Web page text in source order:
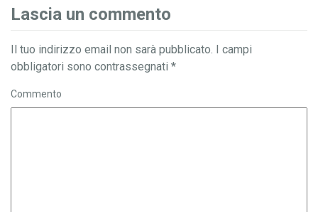
Lascia un commento
Il tuo indirizzo email non sarà pubblicato. I campi
obbligatori sono contrassegnati *
Commento